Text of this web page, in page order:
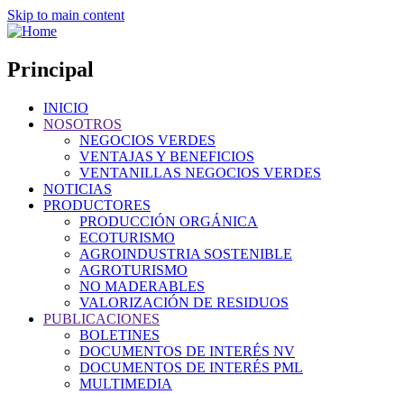
Skip to main content
Principal
INICIO
NOSOTROS
NEGOCIOS VERDES
VENTAJAS Y BENEFICIOS
VENTANILLAS NEGOCIOS VERDES
NOTICIAS
PRODUCTORES
PRODUCCIÓN ORGÁNICA
ECOTURISMO
AGROINDUSTRIA SOSTENIBLE
AGROTURISMO
NO MADERABLES
VALORIZACIÓN DE RESIDUOS
PUBLICACIONES
BOLETINES
DOCUMENTOS DE INTERÉS NV
DOCUMENTOS DE INTERÉS PML
MULTIMEDIA